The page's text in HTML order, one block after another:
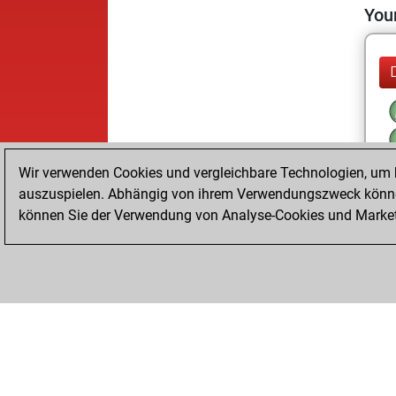
Wir verwenden Cookies und vergleichbare Technologien,
auszuspielen. Abhängig von ihrem Verwendungszweck
können Sie der Verwendung von Analyse-Cookies und